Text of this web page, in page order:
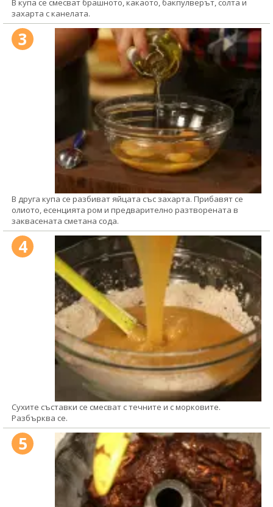
В купа се смесват брашното, какаото, бакпулверът, солта и
захарта с канелата.
3
В друга купа се разбиват яйцата със захарта. Прибавят се
олиото, есенцията ром и предварително разтворената в
заквасената сметана сода.
4
Сухите съставки се смесват с течните и с морковите.
Разбърква се.
5